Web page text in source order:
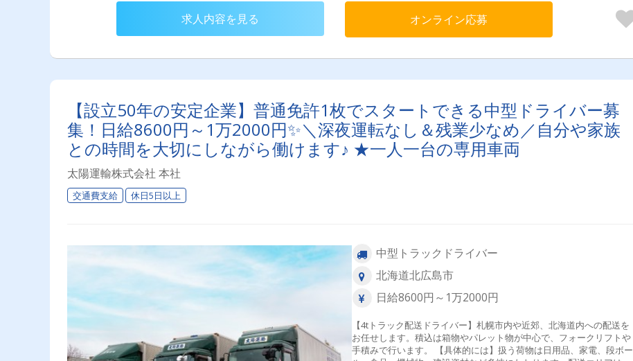
求人内容を見る オンライン応募
【設立50年の安定企業】普通免許1枚でスタートできる中型ドライバー募
集！日給8600円～1万2000円✨＼深夜運転なし＆残業少なめ／自分や家族
との時間を大切にしながら働けます♪ ★一人一台の専用車両
太陽運輸株式会社 本社
交通費支給 休日5日以上
中型トラックドライバー
北海道北広島市
日給8600円～1万2000円
【4tトラック配送ドライバー】札幌市内や近郊、北海道内への配送を
お任せします。積込は箱物やパレット物が中心で、フォークリフトや
手積みで行います。 【具体的には】扱う荷物は日用品、家電、段ボー